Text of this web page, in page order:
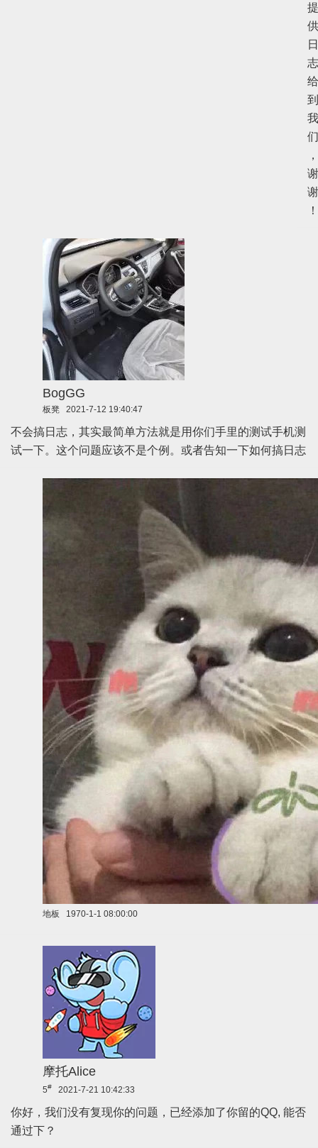
提
供
日
志
给
到
我
们
，
谢
谢
！
BogGG
板凳 2021-7-12 19:40:47
不会搞日志，其实最简单方法就是用你们手里的测试手机测
试一下。这个问题应该不是个例。或者告知一下如何搞日志
地板 1970-1-1 08:00:00
摩托Alice
5# 2021-7-21 10:42:33
你好，我们没有复现你的问题，已经添加了你留的QQ, 能否
通过下？